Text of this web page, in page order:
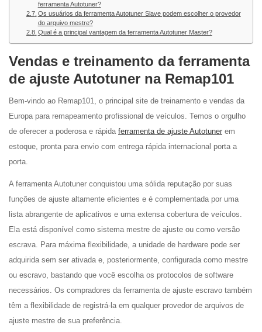
ferramenta Autotuner?
Os usuários da ferramenta Autotuner Slave podem escolher o provedor
do arquivo mestre?
Qual é a principal vantagem da ferramenta Autotuner Master?
Vendas e treinamento da ferramenta
de ajuste Autotuner na Remap101
Bem-vindo ao Remap101, o principal site de treinamento e vendas da
Europa para remapeamento profissional de veículos. Temos o orgulho
de oferecer a poderosa e rápida ferramenta de ajuste Autotuner em
estoque, pronta para envio com entrega rápida internacional porta a
porta.
A ferramenta Autotuner conquistou uma sólida reputação por suas
funções de ajuste altamente eficientes e é complementada por uma
lista abrangente de aplicativos e uma extensa cobertura de veículos.
Ela está disponível como sistema mestre de ajuste ou como versão
escrava. Para máxima flexibilidade, a unidade de hardware pode ser
adquirida sem ser ativada e, posteriormente, configurada como mestre
ou escravo, bastando que você escolha os protocolos de software
necessários. Os compradores da ferramenta de ajuste escravo também
têm a flexibilidade de registrá-la em qualquer provedor de arquivos de
ajuste mestre de sua preferência.